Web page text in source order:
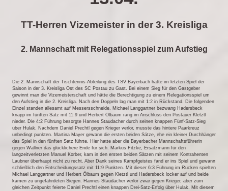
TT-Herren Vizemeister in der 3. Kreisliga
2. Mannschaft mit Relegationsspiel zum Aufstieg
Die 2. Mannschaft der Tischtennis-Abteilung des TSV Bayerbach hatte im letzten Spiel der
Saison in der 3. Kreisliga Ost des SC Postau zu Gast. Bei einem Sieg für den Gastgeber
gewinnt man die Vizemeisterschaft und hätte die Berechtigung zu einem Relegationsspiel um
den Aufstieg in die 2. Kreisliga. Nach den Doppeln lag man mit 1:2 in Rückstand. Die folgenden
Einzel standen allesamt auf Messersschneide. Michael Langgartner bezwang Hadersbeck
knapp im fünften Satz mit 11:9 und Herbert Ölbaum rang im Anschluss den Postauer Kletztl
nieder. Die 4:2 Führung besorgte Hannes Staudacher durch seinen knappen Fünf-Satz-Sieg
über Hulak. Nachdem Daniel Prechtl gegen Krieger verlor, musste das hintere Paarkreuz
unbedingt punkten. Martina Mayer gewann die ersten beiden Sätze, ehe ein kleiner Durchhänger
das Spiel in den fünften Satz führte. Hier hatte aber die Bayerbacher Mannschaftsführerin
gegen Wallner das glücklichere Ende für sich. Markus Fitzke, Ersatzmann für den
langzeitverletzten Manuel Korber, kam in den ersten beiden Sätzen mit seinem Kontrahenten
Laubner überhaupt nicht zu recht. Aber Dank seines Kampfgeistes fand er ins Spiel und gewann
schließlich den Entscheidungssatz mit 11:9 Punkten. Mit dieser 6:3 Führung im Rücken spielten
Michael Langgartner und Herbert Ölbaum gegen Kletztl und Hadersbeck locker auf und beide
kamen zu ungefährdeten Siegen. Hannes Staudacher verlor zwar gegen Krieger, aber zum
gleichen Zeitpunkt feierte Daniel Prechtl einen knappen Drei-Satz-Erfolg über Hulak. Mit diesem